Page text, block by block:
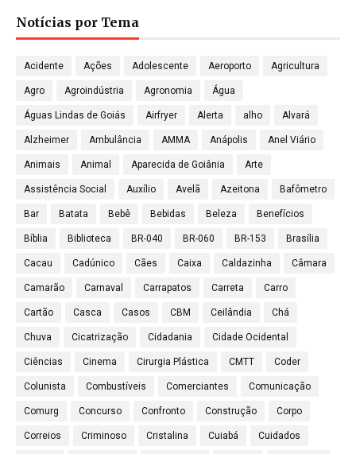
Notícias por Tema
Acidente Ações Adolescente Aeroporto Agricultura
Agro Agroindústria Agronomia Água
Águas Lindas de Goiás Airfryer Alerta alho Alvará
Alzheimer Ambulância AMMA Anápolis Anel Viário
Animais Animal Aparecida de Goiânia Arte
Assistência Social Auxílio Avelã Azeitona Bafômetro
Bar Batata Bebê Bebidas Beleza Benefícios
Bíblia Biblioteca BR-040 BR-060 BR-153 Brasília
Cacau Cadúnico Cães Caixa Caldazinha Câmara
Camarão Carnaval Carrapatos Carreta Carro
Cartão Casca Casos CBM Ceilândia Chá
Chuva Cicatrização Cidadania Cidade Ocidental
Ciências Cinema Cirurgia Plástica CMTT Coder
Colunista Combustíveis Comerciantes Comunicação
Comurg Concurso Confronto Construção Corpo
Correios Criminoso Cristalina Cuiabá Cuidados